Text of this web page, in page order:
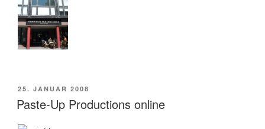
VERÖFFENTLICHT
AM
25. JANUAR 2008
Paste-Up Productions online